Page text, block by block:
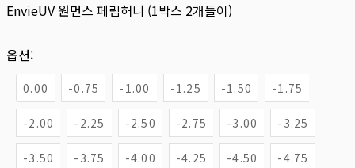
EnvieUV 원먼스 페림허니 (1박스 2개들이)
옵션:
0.00 -0.75 -1.00 -1.25 -1.50 -1.75
-2.00 -2.25 -2.50 -2.75 -3.00 -3.25
-3.50 -3.75 -4.00 -4.25 -4.50 -4.75